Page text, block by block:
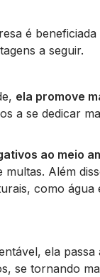
é
a seguir.
ela promove
a se dedicar
ao meio
Além
como água
ela
se tornando